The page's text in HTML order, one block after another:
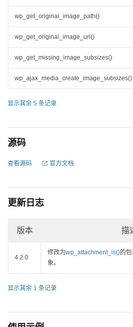
wp_get_original_image_path()
wp_get_original_image_url()
wp_get_missing_image_subsizes()
wp_ajax_media_create_image_subsizes()
显示其余 5 条记录
源码
查看源码 官方文档
更新日志
版本 描
4.2.0
修改为wp_attachment_is()的
象。
显示其余 1 条记录